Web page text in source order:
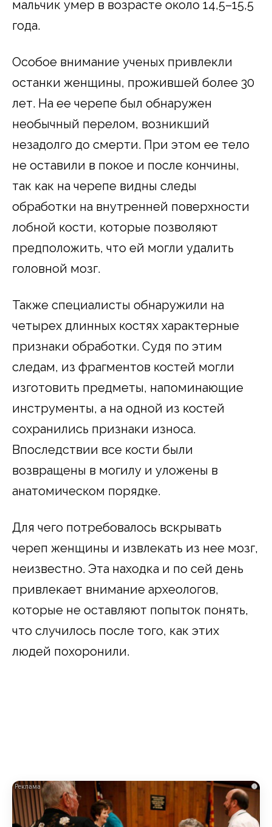
мальчик умер в возрасте около 14,5–15,5
года.
Особое внимание ученых привлекли
останки женщины, прожившей более 30
лет. На ее черепе был обнаружен
необычный перелом, возникший
незадолго до смерти. При этом ее тело
не оставили в покое и после кончины,
так как на черепе видны следы
обработки на внутренней поверхности
лобной кости, которые позволяют
предположить, что ей могли удалить
головной мозг.
Также специалисты обнаружили на
четырех длинных костях характерные
признаки обработки. Судя по этим
следам, из фрагментов костей могли
изготовить предметы, напоминающие
инструменты, а на одной из костей
сохранились признаки износа.
Впоследствии все кости были
возвращены в могилу и уложены в
анатомическом порядке.
Для чего потребовалось вскрывать
череп женщины и извлекать из нее мозг,
неизвестно. Эта находка и по сей день
привлекает внимание археологов,
которые не оставляют попыток понять,
что случилось после того, как этих
людей похоронили.
i